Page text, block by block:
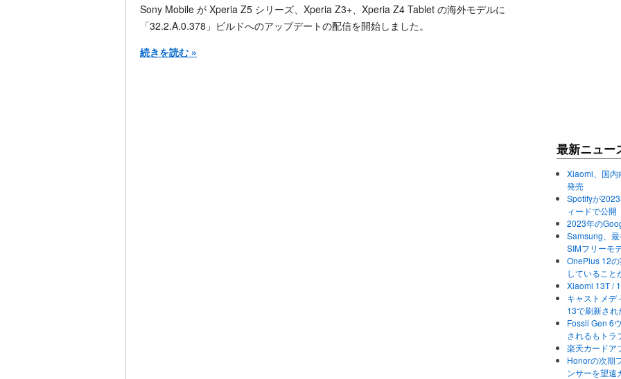
Sony Mobile が Xperia Z5 シリーズ、Xperia Z3+、Xperia Z4 Tablet の海外モデルに
「32.2.A.0.378」ビルドへのアップデートの配信を開始しました。
続きを読む »
最新ニュー
Xiaomi、国内
発売
Spotifyが
ィードで公開
2023年の
Samsung、
SIMフリーモ
OnePlus 12
していること
Xiaomi 13T /
キャストメデ
13で刷新さ
Fossil Gen 6
されるもトラ
楽天カードア
Honorの次期
ンサーを望遠